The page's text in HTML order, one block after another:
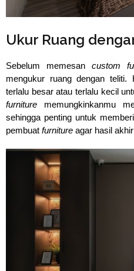
Ukur Ruang
Sebelum memesan custom
mengukur ruang dengan
terlalu besar atau terlalu kecil
furniture memungkinkanmu
sehingga penting untuk
pembuat furniture agar hasil